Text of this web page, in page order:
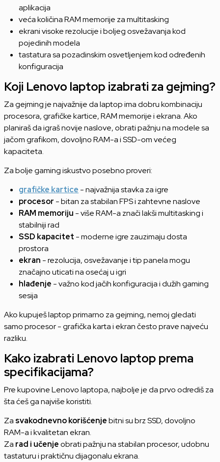
aplikacija
veća količina RAM memorije za multitasking
ekrani visoke rezolucije i boljeg osvežavanja kod
pojedinih modela
tastatura sa pozadinskim osvetljenjem kod određenih
konfiguracija
Koji Lenovo laptop izabrati za gejming?
Za gejming je najvažnije da laptop ima dobru kombinaciju
procesora, grafičke kartice, RAM memorije i ekrana. Ako
planiraš da igraš novije naslove, obrati pažnju na modele sa
jačom grafikom, dovoljno RAM-a i SSD-om većeg
kapaciteta.
Za bolje gaming iskustvo posebno proveri:
grafičke kartice - najvažnija stavka za igre
procesor - bitan za stabilan FPS i zahtevne naslove
RAM memoriju - više RAM-a znači lakši multitasking i
stabilniji rad
SSD kapacitet - moderne igre zauzimaju dosta
prostora
ekran - rezolucija, osvežavanje i tip panela mogu
značajno uticati na osećaj u igri
hlađenje - važno kod jačih konfiguracija i dužih gaming
sesija
Ako kupuješ laptop primarno za gejming, nemoj gledati
samo procesor - grafička karta i ekran često prave najveću
razliku.
Kako izabrati Lenovo laptop prema
specifikacijama?
Pre kupovine Lenovo laptopa, najbolje je da prvo odrediš za
šta ćeš ga najviše koristiti.
Za svakodnevno korišćenjebitni su brz SSD, dovoljno
RAM-a i kvalitetan ekran.
Za rad i učenjeobrati pažnju na stabilan procesor, udobnu
tastaturu i praktičnu dijagonalu ekrana.